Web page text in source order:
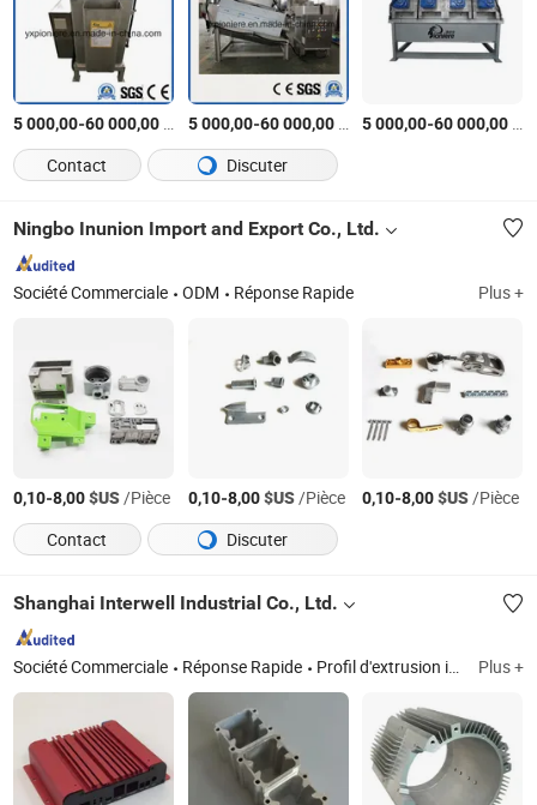
5 000,00-60 000,00 /Pièce
5 000,00-60 000,00$US /Pièce
5 000,00-60 000,00
Contact
Discuter
Ningbo Inunion Import and Export Co., Ltd.
Société Commerciale ODM Réponse Rapide Plus +
0,10-8,00$US/Pièce 0,10-8,00$US/Pièce 0,10-8,00$US/Pièce
Contact
Discuter
Shanghai Interwell Industrial Co., Ltd.
Société Commerciale Réponse Rapide Profil d'extrusion industrielle en aluminium, profil de fenêtre en aluminium, produits CNC en aluminium, dissipateur thermique en aluminium, cadre de machine en aluminium, charnière, poignée, barre en aluminium, dissipateur thermique en aluminium, tube en aluminium Plus +